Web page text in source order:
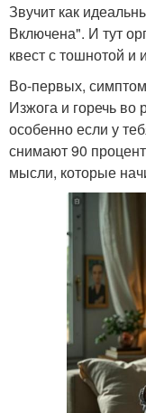
Звучит как
Включена". И тут
квест с тошнотой и
Во-первых,
Изжога и горечь
особенно если у
снимают 90
мысли, которые